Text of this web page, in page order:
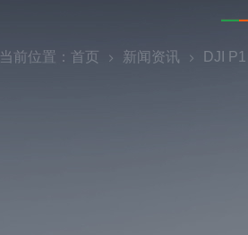
当前位置： 首页 新闻资讯 DJI